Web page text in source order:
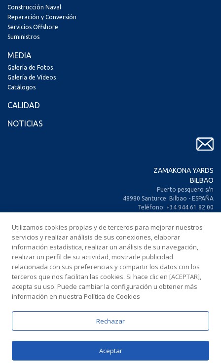
Construcción Naval
Reparación y Conversión
Servicios Offshore
Suministros
MEDIA
Galería de Fotos
Galería de Vídeos
Catálogos
CALIDAD
NOTICIAS
ZAMAKONA YARDS
BILBAO
Puerto pesquero s/n
48980 Santurce. Bilbao - ESPAÑA
Teléfono: +34 944 61 82 00
Fax: +34 944 61 25 80
E-mail: zamakona@zamakona.com
ZAMAKONA YARDS
ISLAS CANARIAS
Dársena Exterior. Puerto de Las Palmas.
35008 Las Palmas de Gran Canaria
Utilizamos cookies propias y de terceros para mejorar nuestros
servicios y realizar análisis de sus conexiones, elaborar
información estadística, realizar un análisis de su navegación,
realizar un perfil de su actividad, mostrarle publicidad
relacionada con sus preferencias y compartir los datos con los
terceros que nos facilitan las cookies. Si hace clic en [ACEPTAR],
acepta su uso. Puede cambiar la configuración u obtener más
información en nuestra Política de Cookies
Rechazar
Aceptar